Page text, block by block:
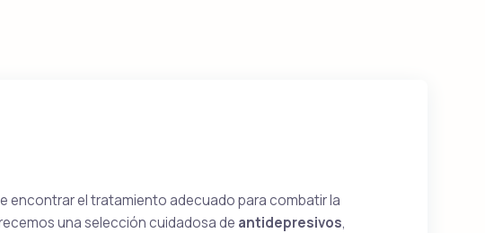
encontrar el tratamiento adecuado para combatir la
una selección cuidadosa de antidepresivos,